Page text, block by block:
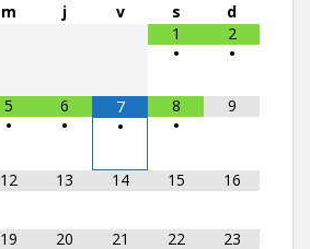
m j v s
d
1
•
2
•
5
•
6
•
7
•
8
•
9
12 13 14 15 16
19 20 21 22 23